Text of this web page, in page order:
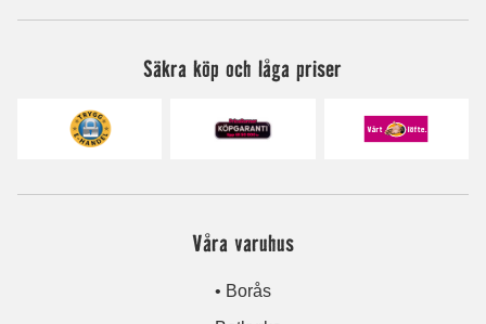
Säkra köp och låga priser
Våra varuhus
• Borås